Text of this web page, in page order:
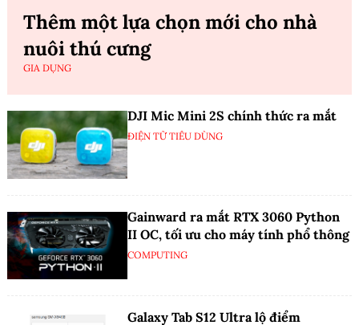
Thêm một lựa chọn mới cho nhà
nuôi thú cưng
GIA DỤNG
DJI Mic Mini 2S chính thức ra mắt
ĐIỆN TỬ TIÊU DÙNG
Gainward ra mắt RTX 3060 Python
II OC, tối ưu cho máy tính phổ thông
COMPUTING
Galaxy Tab S12 Ultra lộ điểm